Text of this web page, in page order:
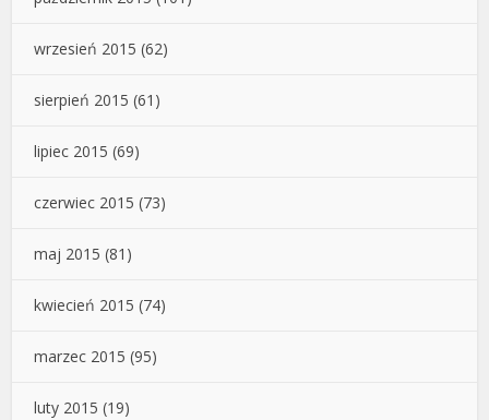
wrzesień 2015 (62)
sierpień 2015 (61)
lipiec 2015 (69)
czerwiec 2015 (73)
maj 2015 (81)
kwiecień 2015 (74)
marzec 2015 (95)
luty 2015 (19)